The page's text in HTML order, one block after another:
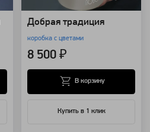
Добрая традиция
коробка с цветами
8 500 ₽
Купить в 1 клик
В корзину